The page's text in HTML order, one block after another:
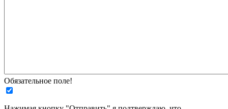
Обязательное поле!